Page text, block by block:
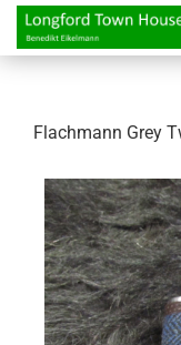
Flach­mann Grey